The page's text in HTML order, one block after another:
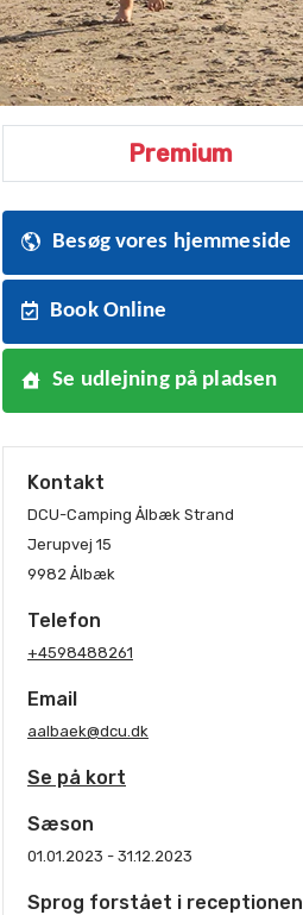
Premium
Besøg vores hjemmeside
Book Online
Se udlejning på pladsen
Kontakt
DCU-Camping Ålbæk Strand
Jerupvej 15
9982 Ålbæk
Telefon
+4598488261
Email
aalbaek@dcu.dk
Se på kort
Sæson
01.01.2023 - 31.12.2023
Sprog forstået i receptionen